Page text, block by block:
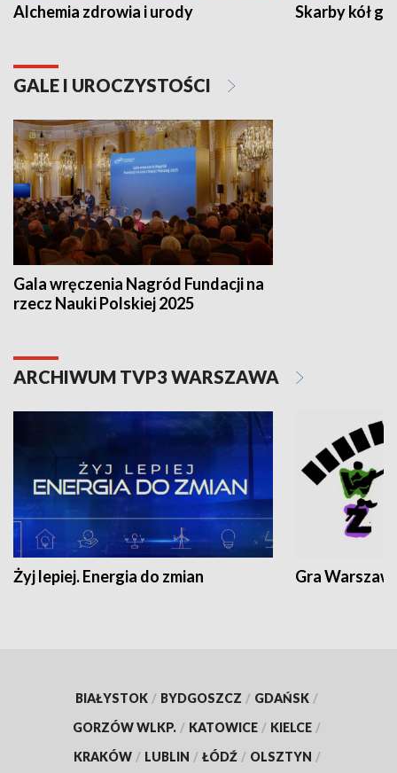
Alchemia zdrowia i urody Skarby kół
GALE I UROCZYSTOŚCI
Gala wręczenia Nagród Fundacji na
rzecz Nauki Polskiej 2025
ARCHIWUM TVP3 WARSZAWA
Żyj lepiej. Energia do zmian Gra
BIAŁYSTOK / BYDGOSZCZ / GDAŃSK /
GORZÓW WLKP. / KATOWICE / KIELCE /
KRAKÓW / LUBLIN / ŁÓDŹ / OLSZTYN /